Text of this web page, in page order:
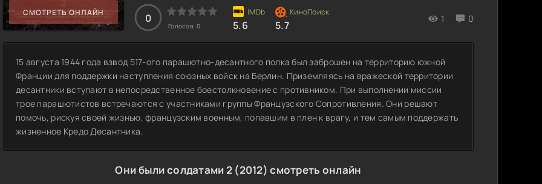
СМОТРЕТЬ ОНЛАЙН 0
Голосов: 0 5.6 5.7
1 0
15 августа 1944 года взвод 517-ого парашютно-десантного полка был заброшен на территорию южной
Франции для поддержки наступления союзных войск на Берлин. Приземляясь на вражеской территории
десантники вступают в непосредственное боестолкновение с противником. При выполнении миссии
трое парашютистов встречаются с участниками группы Французского Сопротивления. Они решают
помочь, рискуя своей жизнью, французским военным, попавшим в плен к врагу, и тем самым поддержать
жизненное Кредо Десантника.
Они были солдатами 2 (2012) смотреть онлайн